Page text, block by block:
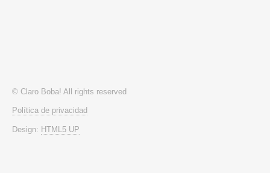
© Claro Boba! All rights reserved
Política de privacidad
Design: HTML5 UP